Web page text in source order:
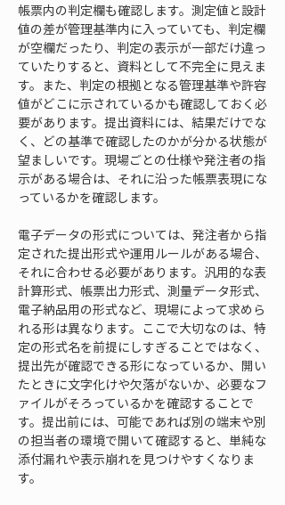
帳票内の判定欄も確認します。測定値と設計
値の差が管理基準内に入っていても、判定欄
が空欄だったり、判定の表示が一部だけ違っ
ていたりすると、資料として不完全に見えま
す。また、判定の根拠となる管理基準や許容
値がどこに示されているかも確認しておく必
要があります。提出資料には、結果だけでな
く、どの基準で確認したのかが分かる状態が
望ましいです。現場ごとの仕様や発注者の指
示がある場合は、それに沿った帳票表現にな
っているかを確認します。
電子データの形式については、発注者から指
定された提出形式や運用ルールがある場合、
それに合わせる必要があります。汎用的な表
計算形式、帳票出力形式、測量データ形式、
電子納品用の形式など、現場によって求めら
れる形は異なります。ここで大切なのは、特
定の形式名を前提にしすぎることではなく、
提出先が確認できる形になっているか、開い
たときに文字化けや欠落がないか、必要なフ
ァイルがそろっているかを確認することで
す。提出前には、可能であれば別の端末や別
の担当者の環境で開いて確認すると、単純な
添付漏れや表示崩れを見つけやすくなりま
す。